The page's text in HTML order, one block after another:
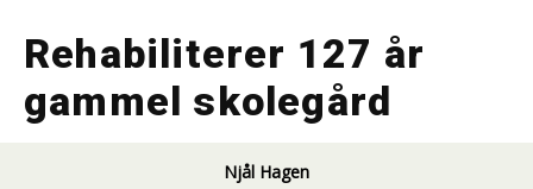
Rehabiliterer 127 år
gammel skolegård
Njål Hagen